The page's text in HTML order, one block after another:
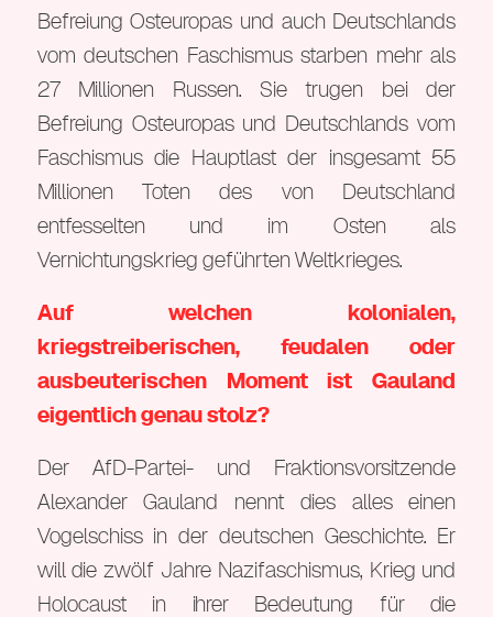
Befreiung Osteuropas und auch Deutschlands
vom deutschen Faschismus starben mehr als
27 Millionen Russen. Sie trugen bei der
Befreiung Osteuropas und Deutschlands vom
Faschismus die Hauptlast der insgesamt 55
Millionen Toten des von Deutschland
entfesselten und im Osten als
Vernichtungskrieg geführten Weltkrieges.
Auf welchen kolonialen,
kriegstreiberischen, feudalen oder
ausbeuterischen Moment ist Gauland
eigentlich genau stolz?
Der AfD-Partei- und Fraktionsvorsitzende
Alexander Gauland nennt dies alles einen
Vogelschiss in der deutschen Geschichte. Er
will die zwölf Jahre Nazifaschismus, Krieg und
Holocaust in ihrer Bedeutung für die